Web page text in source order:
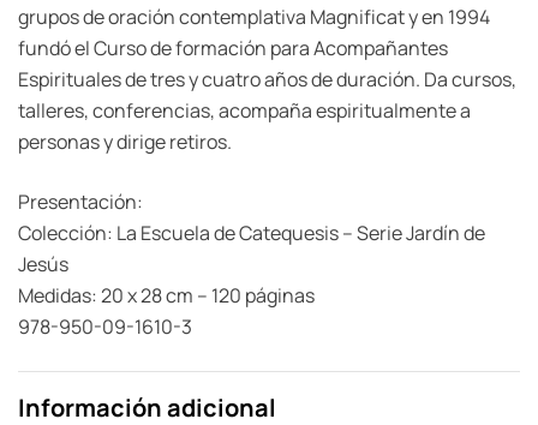
grupos de oración contemplativa Magnificat y en 1994
fundó el Curso de formación para Acompañantes
Espirituales de tres y cuatro años de duración. Da cursos,
talleres, conferencias, acompaña espiritualmente a
personas y dirige retiros.
Presentación:
Colección: La Escuela de Catequesis – Serie Jardín de
Jesús
Medidas: 20 x 28 cm – 120 páginas
978-950-09-1610-3
Información adicional